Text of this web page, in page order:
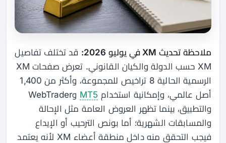
ملاحظة تحديث XM في يوليو 2026:
قد تختلف تفاصيل
XM حسب الدولة والكيان القانوني. تعرض صفحات XM
الرسمية الحالية 8 تراخيص للمجموعة، وأكثر من 1,400
أصل عالمي، وإمكانية استخدام MT5
وWebTrader
والتطبيق، بينما تظهر العروض العامة مثل الإحالة
والمسابقات الشهرية؛ أما بونص الترحيب أو الإيداع
فيجب التحقق منه داخل منطقة أعضاء XM لأنه يعتمد